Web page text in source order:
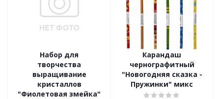
Набор для
творчества
выращивание
кристаллов
"Фиолетовая змейка"
Карандаш
чернографитный
"Новогодняя сказка -
Пружинки" микс